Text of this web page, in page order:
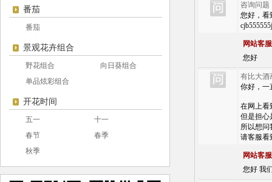
番茄
番茄
景观花卉组合
野花组合
向日葵组合
单品炫彩组合
开花时间
五一
十一
春节
春季
秋季
咨询问题
您好，看
网站客
您好
有比大酒
你好，一
在网上看
但是担心
所以想
请客服看
网站客
您好 我